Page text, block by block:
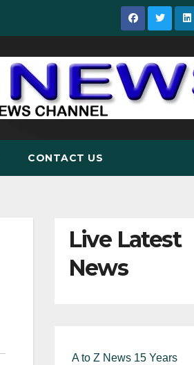
CONTACT US
Live Latest
News
A to Z News 15 Years